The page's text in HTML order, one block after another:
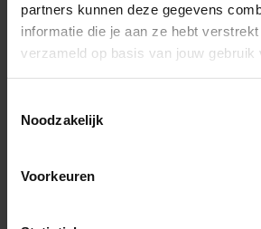
partners kunnen deze gegevens
informatie die je aan ze hebt
verzameld op basis van jouw gebruik
Noodzakelijk
Voorkeuren
Over Omniboost
Maak kennis met Omniboost:
gebied ondersteunt Omniboost
beslissingsmogelijkheden. Onze